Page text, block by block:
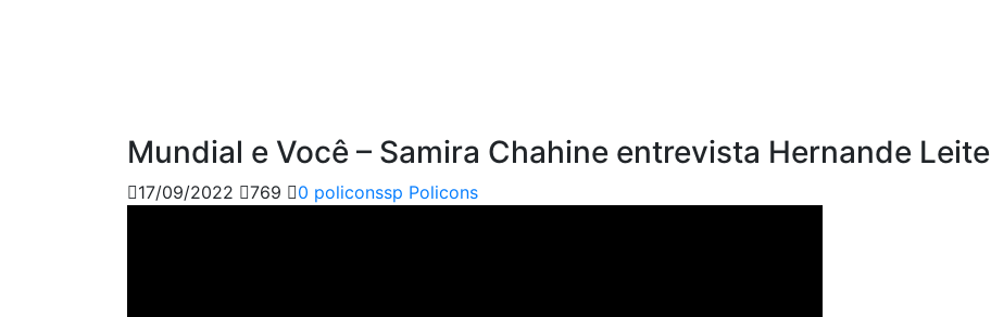
Mundial e Você – Samira Chahine entrevista Hernande Leite
17/09/2022 769 0 policonssp Policons